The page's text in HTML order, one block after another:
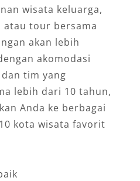
wisata keluarga,
atau tour bersama
akan lebih
akomodasi
tim yang
lebih dari 10 tahun,
Anda ke berbagai
kota wisata favorit